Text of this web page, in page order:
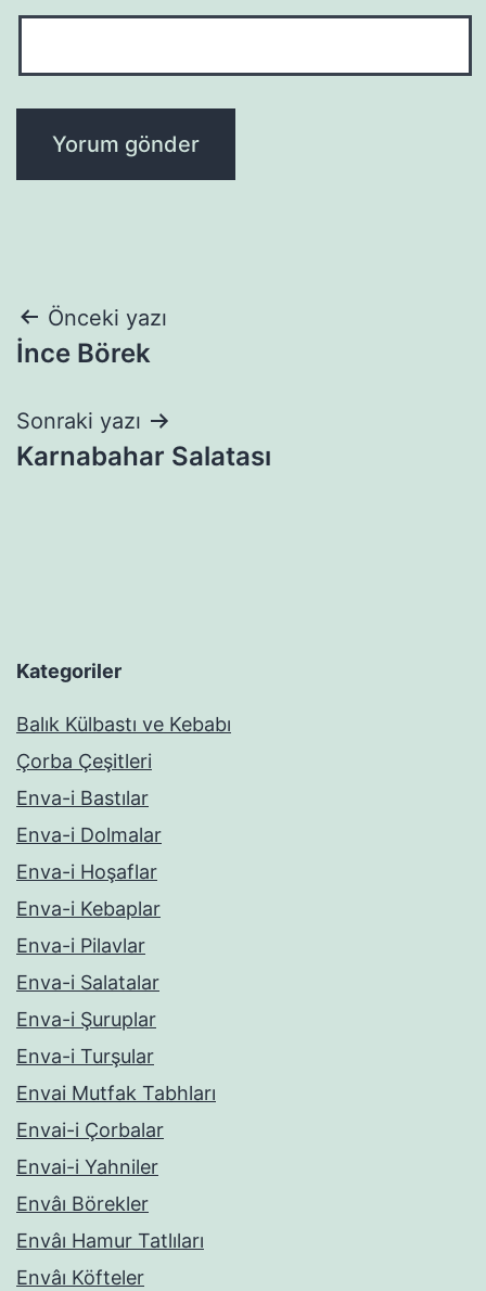
Yazı
gezinmesi
Önceki yazı
İnce Börek
Sonraki yazı
Karnabahar Salatası
Kategoriler
Balık Külbastı ve Kebabı
Çorba Çeşitleri
Enva-i Bastılar
Enva-i Dolmalar
Enva-i Hoşaflar
Enva-i Kebaplar
Enva-i Pilavlar
Enva-i Salatalar
Enva-i Şuruplar
Enva-i Turşular
Envai Mutfak Tabhları
Envai-i Çorbalar
Envai-i Yahniler
Envâı Börekler
Envâı Hamur Tatlıları
Envâı Köfteler